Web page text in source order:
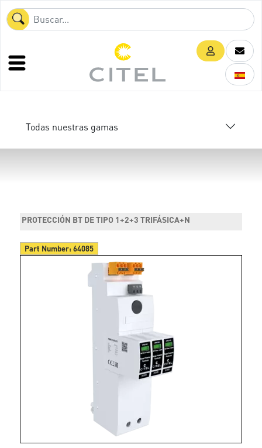
Todas nuestras gamas
PROTECCIÓN BT DE TIPO 1+2+3 TRIFÁSICA+N
Part Number:64085